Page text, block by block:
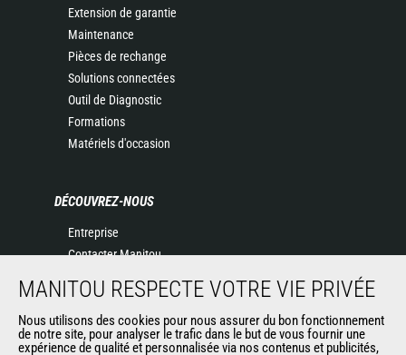
Extension de garantie
Maintenance
Pièces de rechange
Solutions connectées
Outil de Diagnostic
Formations
Matériels d'occasion
DÉCOUVREZ-NOUS
Entreprise
Contacter Manitou
Politique de protection des données
Evénements
Actualités
MANITOU RESPECTE VOTRE VIE PRIVÉE
Nous utilisons des cookies pour nous assurer du bon fonctionnement
de notre site, pour analyser le trafic dans le but de vous fournir une
expérience de qualité et personnalisée via nos contenus et publicités,